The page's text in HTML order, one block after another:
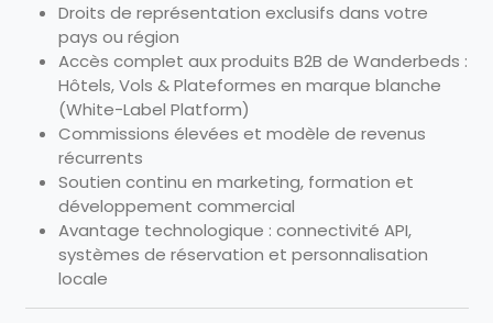
Droits de représentation exclusifs dans votre
pays ou région
Accès complet aux produits B2B de Wanderbeds :
Hôtels, Vols & Plateformes en marque blanche
(White-Label Platform)
Commissions élevées et modèle de revenus
récurrents
Soutien continu en marketing, formation et
développement commercial
Avantage technologique : connectivité API,
systèmes de réservation et personnalisation
locale